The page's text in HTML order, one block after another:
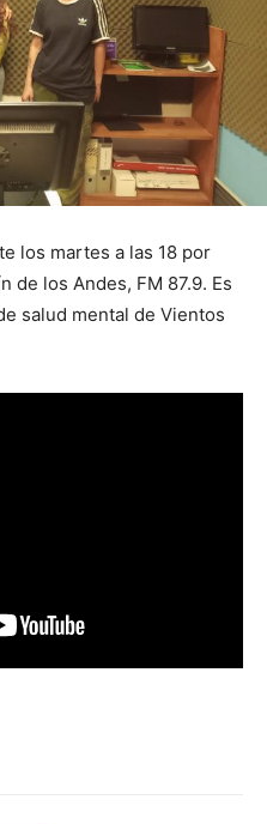
los martes a las 18 por
de los Andes, FM 87.9. Es
salud mental de Vientos